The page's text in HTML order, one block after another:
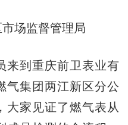
场监督管理局
到重庆前卫表业有
气集团两江新区分公
大家见证了燃气表从